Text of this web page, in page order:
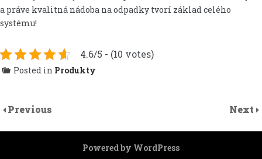
a práve kvalitná nádoba na odpadky tvorí základ celého
systému!
4.6/5 - (10 votes)
Posted in Produkty
Previous Next
Powered by WordPress